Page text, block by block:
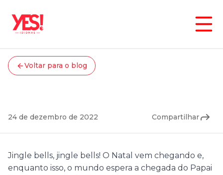
Voltar para o blog
Tradições Natalinas Dos
24 de dezembro de 2022 Compartilhar
Jingle bells, jingle bells! O Natal vem chegando e,
enquanto isso, o mundo espera a chegada do Papai